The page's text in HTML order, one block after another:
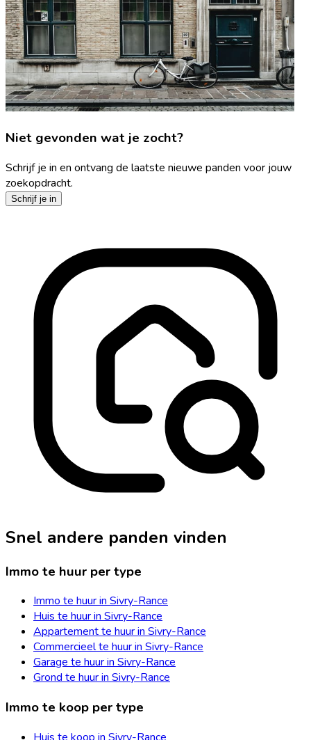
Niet gevonden wat je zocht?
Schrijf je in en ontvang de laatste nieuwe panden voor jouw
zoekopdracht.
Schrijf je in
Snel andere panden vinden
Immo te huur per type
Immo te huur in Sivry-Rance
Huis te huur in Sivry-Rance
Appartement te huur in Sivry-Rance
Commercieel te huur in Sivry-Rance
Garage te huur in Sivry-Rance
Grond te huur in Sivry-Rance
Immo te koop per type